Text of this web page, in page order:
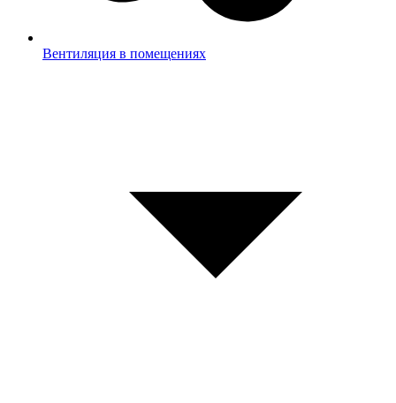
Вентиляция в помещениях